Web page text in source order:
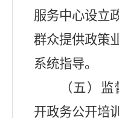
服务中心设立
群众提供政策
系统指导。
（五）
开政务公开培